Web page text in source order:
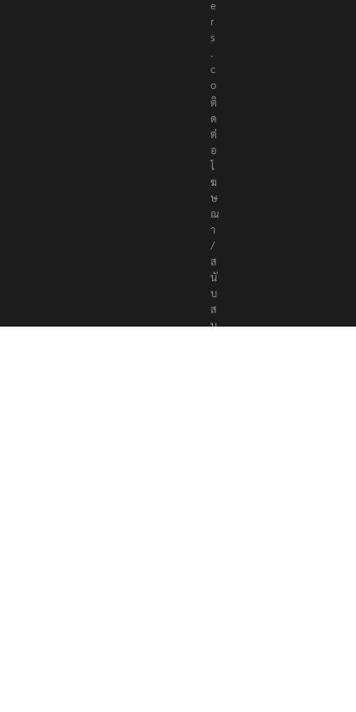
e
r
s
.
c
o
ติ
ด
ต่
อ
โ
ฆ
ษ
ณ
า
/
ส
นั
บ
ส
นุ